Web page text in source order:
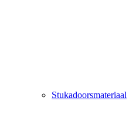
Stukadoorsmateriaal